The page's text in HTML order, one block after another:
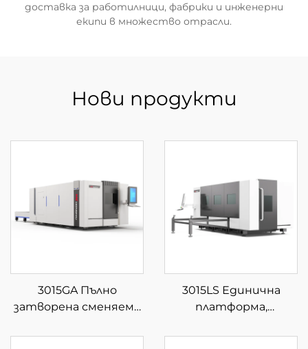
доставка за работилници, фабрики и инженерни
екипи в множество отрасли.
Нови продукти
3015GA Пълно
затворена сменяема
лазерна рязка
3015LS Единична
платформа,
лазерна машина за